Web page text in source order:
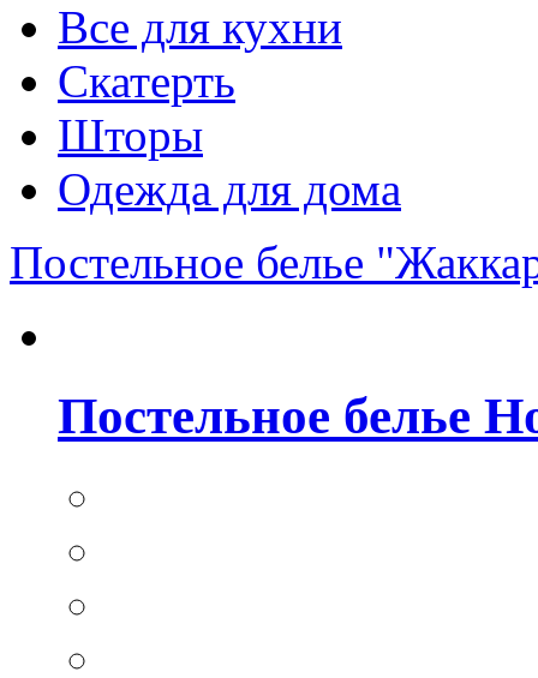
Все для кухни
Скатерть
Шторы
Одежда для дома
Постельное белье
Постельное белье